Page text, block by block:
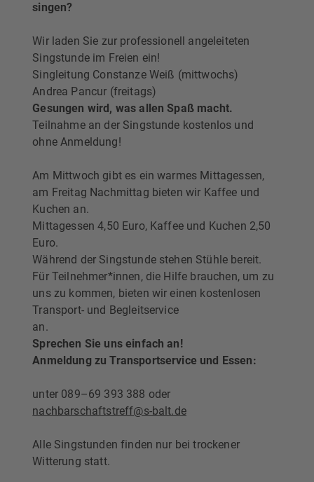
singen?
Wir laden Sie zur professionell angeleiteten
Singstunde im Freien ein!
Singleitung Constanze Weiß (mittwochs)
Andrea Pancur (freitags)
Gesungen wird, was allen Spaß macht.
Teilnahme an der Singstunde kostenlos und
ohne Anmeldung!
Am Mittwoch gibt es ein warmes Mittagessen,
am Freitag Nachmittag bieten wir Kaffee und
Kuchen an.
Mittagessen 4,50 Euro, Kaffee und Kuchen 2,50
Euro.
Während der Singstunde stehen Stühle bereit.
Für Teilnehmer*innen, die Hilfe brauchen, um zu
uns zu kommen, bieten wir einen kostenlosen
Transport- und Begleitservice
an.
Sprechen Sie uns einfach an!
Anmeldung zu Transportservice und Essen:
unter 089–69 393 388 oder
nachbarschaftstreff@s-balt.de
Alle Singstunden finden nur bei trockener
Witterung statt.